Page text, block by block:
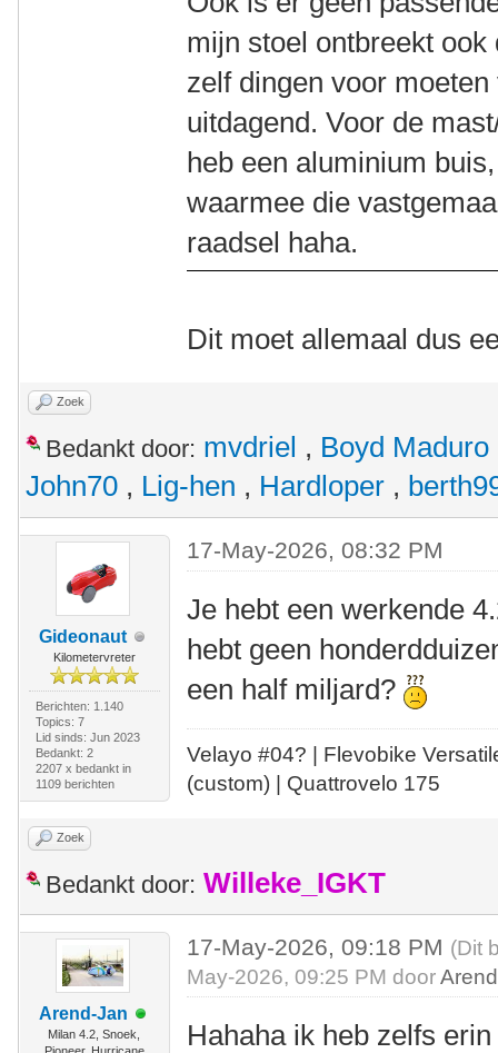
mijn stoel ontbreekt
zelf dingen voor
uitdagend. Voor de
heb een aluminium
waarmee die
raadsel haha.
Dit moet allemaal dus
Zoek
Bedankt door: mvdriel , Boyd Maduro
John70 , Lig-hen , Hardloper ,
Gideonaut
Kilometervreter
Berichten: 1.140
Topics: 7
Lid sinds: Jun 2023
Bedankt: 2
2207 x bedankt in
1109 berichten
17-May-2026, 08:32 PM
Je hebt een werkende
hebt geen
een half miljard?
Velayo #04? | Flevobike
(custom) | Quattrovelo 175
Zoek
Bedankt door: Willeke_IGKT
Arend-Jan
Milan 4.2, Snoek,
17-May-2026, 09:18 PM (Dit
May-2026, 09:25 PM door
Hahaha ik heb zelfs